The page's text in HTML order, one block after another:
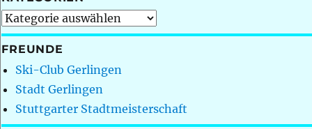
Kategorien
FREUNDE
Ski-Club Gerlingen
Stadt Gerlingen
Stuttgarter Stadtmeisterschaft